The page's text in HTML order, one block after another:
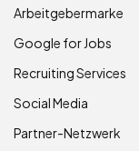
Arbeitgebermarke
Google for Jobs
Recruiting Services
Social Media
Partner-Netzwerk